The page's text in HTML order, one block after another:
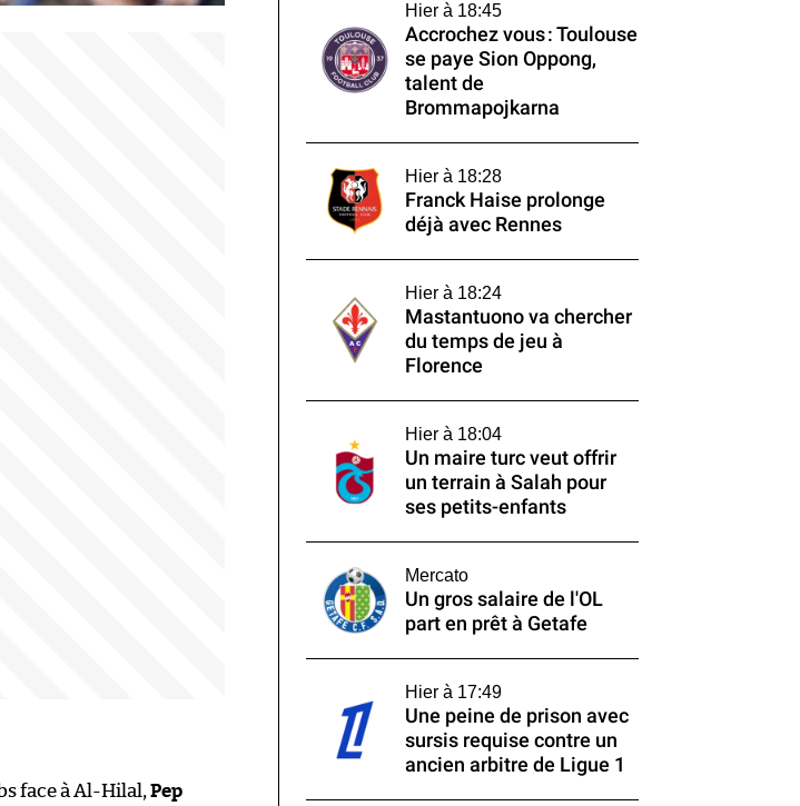
face à Al-Hilal, Pep
Hier à 18:45
Accrochez vous : Toulouse
se paye Sion Oppong,
talent de
Brommapojkarna
Hier à 18:28
Franck Haise prolonge
déjà avec Rennes
Hier à 18:24
Mastantuono va chercher
du temps de jeu à
Florence
Hier à 18:04
Un maire turc veut offrir
un terrain à Salah pour
ses petits-enfants
Mercato
Un gros salaire de l'OL
part en prêt à Getafe
Hier à 17:49
Une peine de prison avec
sursis requise contre un
ancien arbitre de Ligue 1